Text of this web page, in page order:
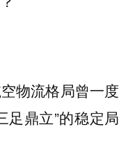
物流格局曾一度
足鼎立”的稳定局